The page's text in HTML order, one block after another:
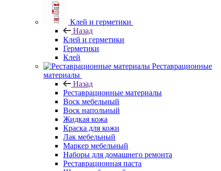
Клей и герметики
Назад
Клей и герметики
Герметики
Клей
Реставрационные
материалы
Назад
Реставрационные материалы
Воск мебельный
Воск напольный
Жидкая кожа
Краска для кожи
Лак мебельный
Маркер мебельный
Наборы для домашнего ремонта
Реставрационная паста